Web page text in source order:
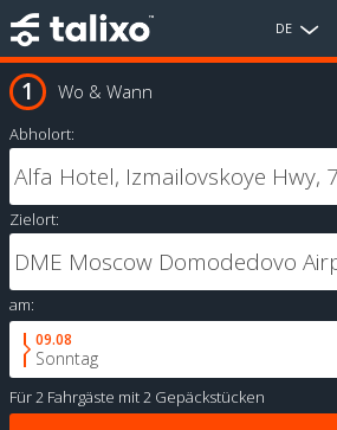
DE
Wo & Wann
Abholort:
Zielort:
am:
09.08
Sonntag
Für2 Fahrgäste mit2 Gepäckstücken